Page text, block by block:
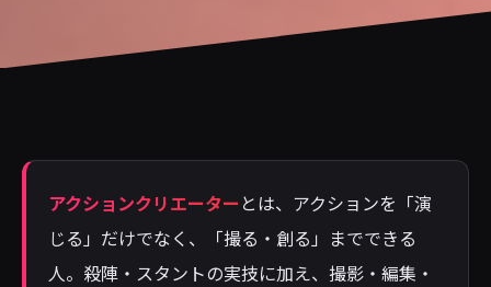
アクションクリエーター とは、アクションを「演
じる」だけでなく、「撮る・創る」までできる
人。殺陣・スタントの実技に加え、撮影・編集・